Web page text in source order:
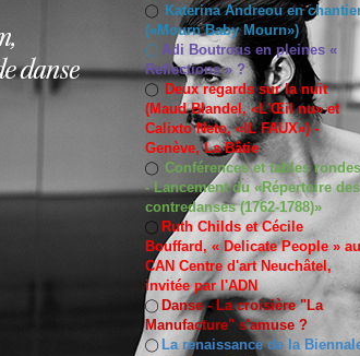
◯ Katerina Andreou en
(«Mourn Baby Mourn»)
◯ Adi Boutrous en pleines «
Reflections » ?
◯ Deux regards sur la nuit
(Maud Blandel, «L'Œil nu» et
Calixto Neto, «IL FAUX») -
Genève, La Bâtie
◯ Conférences et tables rondes
- Lancement du «Répertoire des
contredanses (1762-1788)»
◯ Ruth Childs et Cécile
Bouffard, « Delicate People » au
CAN Centre d'art Neuchâtel,
invitée par l'ADN
◯ Danse - La croisière "La
Manufacture" s'amuse ?
◯ La renaissance de la